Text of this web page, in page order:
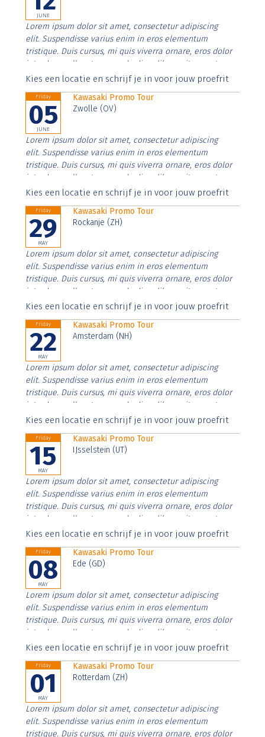
JUNE
Lorem ipsum dolor sit amet, consectetur adipiscing
elit. Suspendisse varius enim in eros elementum
tristique. Duis cursus, mi quis viverra ornare, eros dolor
interdum nulla, ut commodo diam libero vitae erat.
Aenean faucibus nibh et justo cursus id rutrum lorem
Kies een locatie en schrijf je in voor jouw proefrit
Friday
05
JUNE
Kawasaki Promo Tour
Zwolle (OV)
Lorem ipsum dolor sit amet, consectetur adipiscing
elit. Suspendisse varius enim in eros elementum
tristique. Duis cursus, mi quis viverra ornare, eros dolor
interdum nulla, ut commodo diam libero vitae erat.
Aenean faucibus nibh et justo cursus id rutrum lorem
Kies een locatie en schrijf je in voor jouw proefrit
Friday
29
MAY
Kawasaki Promo Tour
Rockanje (ZH)
Lorem ipsum dolor sit amet, consectetur adipiscing
elit. Suspendisse varius enim in eros elementum
tristique. Duis cursus, mi quis viverra ornare, eros dolor
interdum nulla, ut commodo diam libero vitae erat.
Aenean faucibus nibh et justo cursus id rutrum lorem
Kies een locatie en schrijf je in voor jouw proefrit
Friday
22
MAY
Kawasaki Promo Tour
Amsterdam (NH)
Lorem ipsum dolor sit amet, consectetur adipiscing
elit. Suspendisse varius enim in eros elementum
tristique. Duis cursus, mi quis viverra ornare, eros dolor
interdum nulla, ut commodo diam libero vitae erat.
Aenean faucibus nibh et justo cursus id rutrum lorem
Kies een locatie en schrijf je in voor jouw proefrit
Friday
15
MAY
Kawasaki Promo Tour
IJsselstein (UT)
Lorem ipsum dolor sit amet, consectetur adipiscing
elit. Suspendisse varius enim in eros elementum
tristique. Duis cursus, mi quis viverra ornare, eros dolor
interdum nulla, ut commodo diam libero vitae erat.
Aenean faucibus nibh et justo cursus id rutrum lorem
Kies een locatie en schrijf je in voor jouw proefrit
Friday
08
MAY
Kawasaki Promo Tour
Ede (GD)
Lorem ipsum dolor sit amet, consectetur adipiscing
elit. Suspendisse varius enim in eros elementum
tristique. Duis cursus, mi quis viverra ornare, eros dolor
interdum nulla, ut commodo diam libero vitae erat.
Aenean faucibus nibh et justo cursus id rutrum lorem
Kies een locatie en schrijf je in voor jouw proefrit
Friday
01
MAY
Kawasaki Promo Tour
Rotterdam (ZH)
Lorem ipsum dolor sit amet, consectetur adipiscing
elit. Suspendisse varius enim in eros elementum
tristique. Duis cursus, mi quis viverra ornare, eros dolor